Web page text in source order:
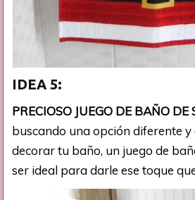
IDEA 5:
PRECIOSO JUEGO DE BAÑO
buscando una opción diferente
decorar tu baño, un juego de
ser ideal para darle ese toque